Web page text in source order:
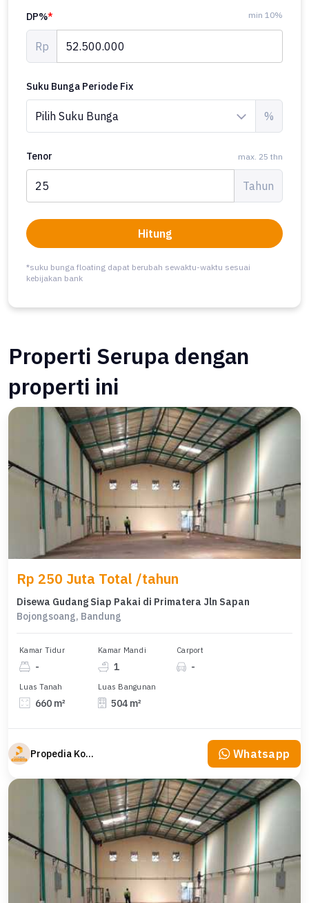
DP%* min 10%
Rp
Suku Bunga Periode Fix
%
Tenor max. 25 thn
Tahun
Hitung
*suku bunga floating dapat berubah sewaktu-waktu sesuai
kebijakan bank
Properti Serupa dengan
properti ini
Rp 250 Juta Total /tahun
Disewa Gudang Siap Pakai di Primatera Jln Sapan
Bojongsoang, Bandung
Kamar Tidur
-
Kamar Mandi
1
Carport
-
Luas Tanah
660 m²
Luas Bangunan
504 m²
Propedia Komersial Whatsapp